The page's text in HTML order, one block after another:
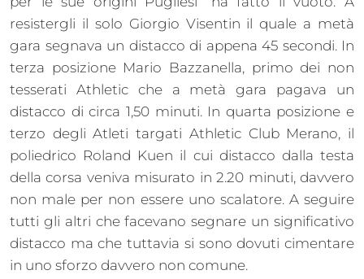
resistergli il solo Giorgio Visentin il quale a metà
gara segnava un distacco di appena 45 secondi. In
terza posizione Mario Bazzanella, primo dei non
tesserati Athletic che a metà gara pagava un
distacco di circa 1,50 minuti. In quarta posizione e
terzo degli Atleti targati Athletic Club Merano, il
poliedrico Roland Kuen il cui distacco dalla testa
della corsa veniva misurato in 2.20 minuti, davvero
non male per non essere uno scalatore. A seguire
tutti gli altri che facevano segnare un significativo
distacco ma che tuttavia si sono dovuti cimentare
in uno sforzo davvero non comune.